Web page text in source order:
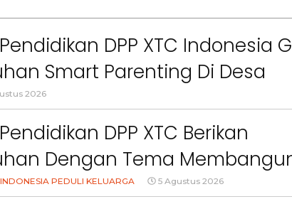
DPP XTC Indonesia
Smart Parenting Di Desa
KBB
2026
DPP XTC Berikan
Dengan Tema
Tua Dalam Menjaga
PEDULI KELUARGA 5 Agustus 2026